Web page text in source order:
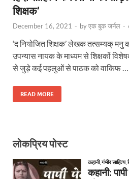
शिक्षक’
December 16, 2021 - byएक बुक जर्नल -
‘द नियोजित शिक्षक’ लेखक तत्सम्यक् मनु
उपन्यास नायक के माध्यम से शिक्षकों
से जुड़े कई पहलुओं से पाठक को वाकिफ …
READ MORE
लोकप्रिय पोस्ट